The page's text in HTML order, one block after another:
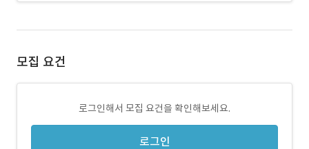
모집 요건
로그인해서 모집 요건을 확인해보세요.
로그인